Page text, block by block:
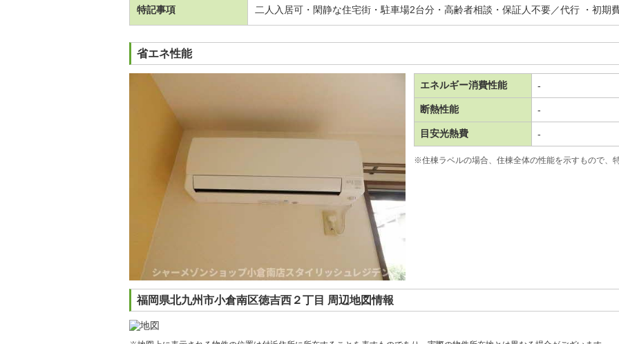
特記事項 二人入居可・閑静な住宅街・駐車場2台分・高齢者相談・保証人不要／代行 ・初期
省エネ性能
エネルギー消費性能 -
断熱性能 -
目安光熱費 -
※住棟ラベルの場合、住棟全体の性能を示すもので、
福岡県北九州市小倉南区徳吉西２丁目 周辺地図情報